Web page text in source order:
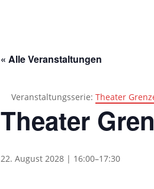
« Alle Veranstaltungen
Veranstaltungsserie:Theater
Theater
22. August 2028 | 16:00–17:30